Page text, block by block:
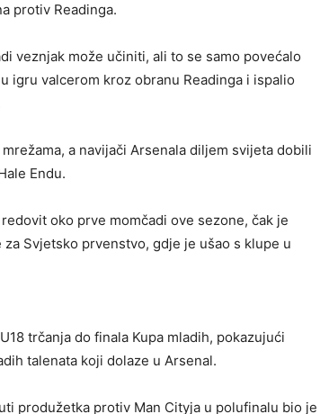
protiv Readinga.
veznjak može učiniti, ali to se samo povećalo
igru valcerom kroz obranu Readinga i ispalio
a navijači Arsenala diljem svijeta dobili
Endu.
oko prve momčadi ove sezone, čak je
Svjetsko prvenstvo, gdje je ušao s klupe u
trčanja do finala Kupa mladih, pokazujući
talenata koji dolaze u Arsenal.
produžetka protiv Man Cityja u polufinalu bio je